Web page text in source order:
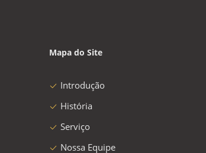
Mapa do Site
Introdução
História
Serviço
Nossa Equipe